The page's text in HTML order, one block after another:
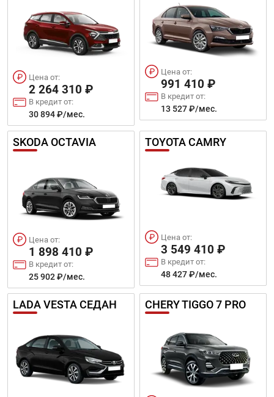
Цена от:
2 264 310 ₽
В кредит от:
30 894 ₽/мес.
Цена от:
991 410 ₽
В кредит от:
13 527 ₽/мес.
SKODA OCTAVIA
Цена от:
1 898 410 ₽
В кредит от:
25 902 ₽/мес.
TOYOTA CAMRY
Цена от:
3 549 410 ₽
В кредит от:
48 427 ₽/мес.
LADA VESTA СЕДАН CHERY TIGGO 7 PRO